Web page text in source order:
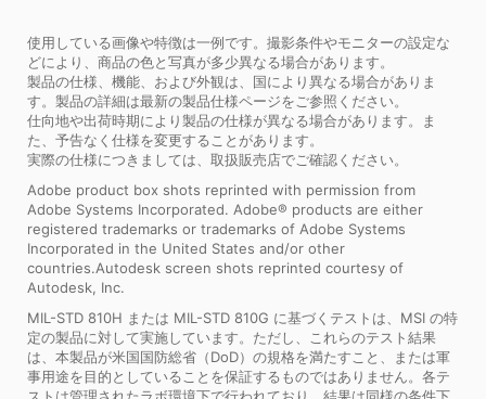
使用している画像や特徴は一例です。撮影条件やモニターの設定な
どにより、商品の色と写真が多少異なる場合があります。
製品の仕様、機能、および外観は、国により異なる場合がありま
す。製品の詳細は最新の製品仕様ページをご参照ください。
仕向地や出荷時期により製品の仕様が異なる場合があります。ま
た、予告なく仕様を変更することがあります。
実際の仕様につきましては、取扱販売店でご確認ください。
Adobe product box shots reprinted with permission from
Adobe Systems Incorporated. Adobe® products are either
registered trademarks or trademarks of Adobe Systems
Incorporated in the United States and/or other
countries.Autodesk screen shots reprinted courtesy of
Autodesk, Inc.
MIL-STD 810H または MIL-STD 810G に基づくテストは、MSI の特
定の製品に対して実施しています。ただし、これらのテスト結果
は、本製品が米国国防総省（DoD）の規格を満たすこと、または軍
事用途を目的としていることを保証するものではありません。各テ